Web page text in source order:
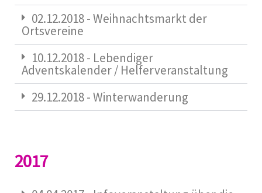
02.12.2018 - Weihnachtsmarkt der
Ortsvereine
10.12.2018 - Lebendiger
Adventskalender / Helferveranstaltung
29.12.2018 - Winterwanderung
2017